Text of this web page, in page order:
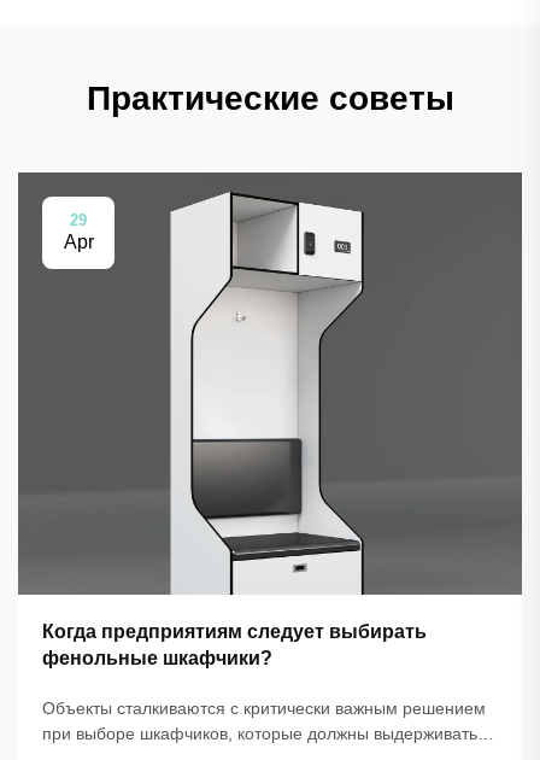
Практические советы
29
Apr
Когда предприятиям следует выбирать
фенольные шкафчики?
Объекты сталкиваются с критически важным решением
при выборе шкафчиков, которые должны выдерживать